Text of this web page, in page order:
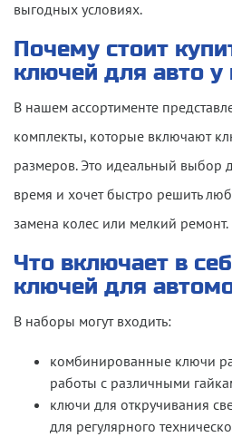
выгодных условиях.
Почему стоит
ключей для авто у
В нашем ассортименте
комплекты, которые включают
размеров. Это идеальный выбор
время и хочет быстро решить
замена колес или мелкий ремонт.
Что включает в
ключей для
В наборы могут входить:
комбинированные ключи
работы с различными
ключи для откручивания
для регулярного